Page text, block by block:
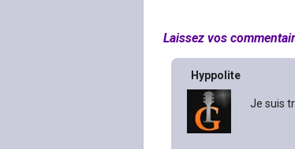
Laissez vos
Hyppolite
Je suis